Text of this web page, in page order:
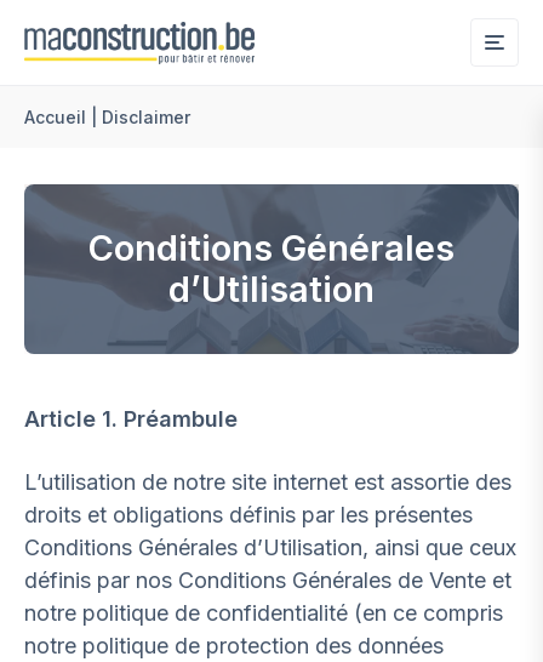
Accueil Disclaimer
Conditions Générales
d’Utilisation
Article 1. Préambule
L’utilisation de notre site internet est assortie des
droits et obligations définis par les présentes
Conditions Générales d’Utilisation, ainsi que ceux
définis par nos Conditions Générales de Vente et
notre politique de confidentialité (en ce compris
notre politique de protection des données